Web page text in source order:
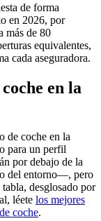
de forma
en 2026, por
más de 80
equivalentes,
cada aseguradora.
en la
de coche en la
para un perfil
por debajo de la
del entorno—, pero
desglosado por
léete los mejores
coche.